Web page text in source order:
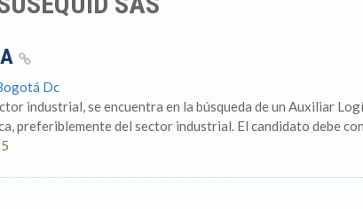
Dc
industrial, se encuentra en la búsqueda de un Auxiliar
preferiblemente del sector industrial. El candidato debe